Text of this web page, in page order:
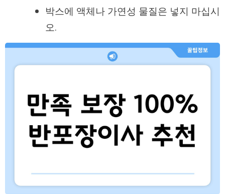
박스에 액체나 가연성 물질은 넣지 마십시
오.